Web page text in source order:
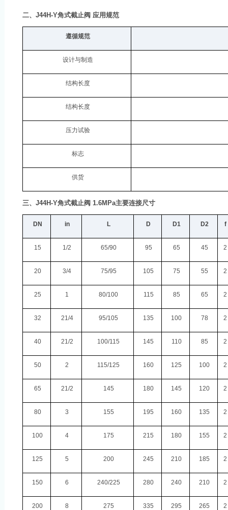
二、 J44H-Y角式截止阀 应用规范
遵循规范
设计与制造
结构长度
结构长度
压力试验
标志
供货
三、 J44H-Y角式截止阀1.6MPa主要连接尺寸
DN in L D D1 D2 f
15 1/2 65/90 95 65 45 2
20 3/4 75/95 105 75 55 2
25 1 80/100 115 85 65 2
32 21/4 95/105 135 100 78 2
40 21/2 100/115 145 110 85 2
50 2 115/125 160 125 100 2
65 21/2 145 180 145 120 2
80 3 155 195 160 135 2
100 4 175 215 180 155 2
125 5 200 245 210 185 2
150 6 240/225 280 240 210 2
200 8 275 335 295 265 2